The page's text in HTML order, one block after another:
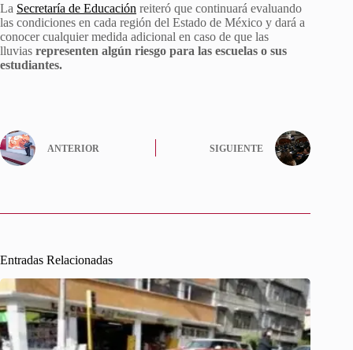
La Secretaría de Educación reiteró que continuará evaluando
las condiciones en cada región del Estado de México y dará a
conocer cualquier medida adicional en caso de que las
lluvias representen algún riesgo para las escuelas o sus
estudiantes.
ANTERIOR SIGUIENTE
Entradas Relacionadas